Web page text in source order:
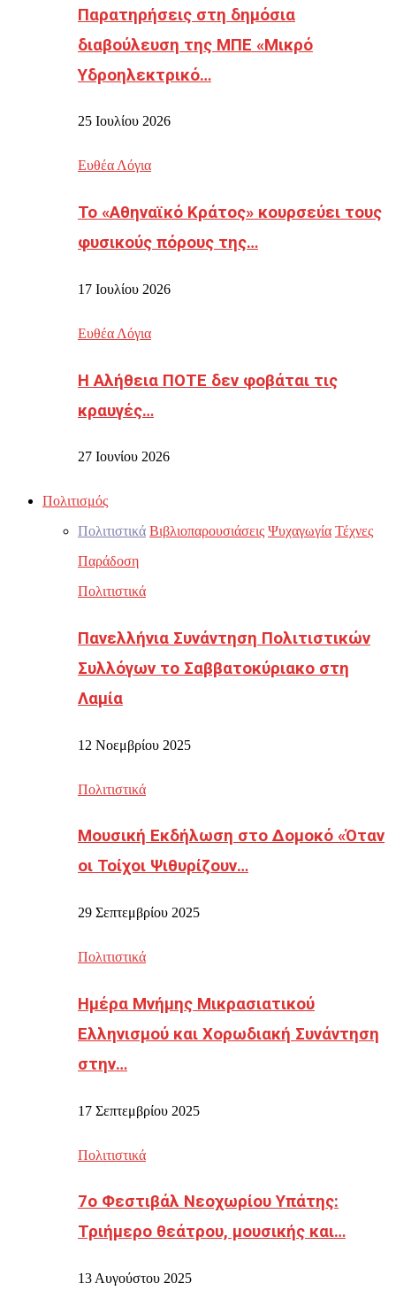
Παρατηρήσεις στη δημόσια
διαβούλευση της ΜΠΕ «Μικρό
Υδροηλεκτρικό…
25 Ιουλίου 2026
Ευθέα Λόγια
Το «Αθηναϊκό Κράτος» κουρσεύει τους
φυσικούς πόρους της…
17 Ιουλίου 2026
Ευθέα Λόγια
Η Αλήθεια ΠΟΤΕ δεν φοβάται τις
κραυγές…
27 Ιουνίου 2026
Πολιτισμός
Πολιτιστικά Βιβλιοπαρουσιάσεις Ψυχαγωγία Τέχνες
Παράδοση
Πολιτιστικά
Πανελλήνια Συνάντηση Πολιτιστικών
Συλλόγων το Σαββατοκύριακο στη
Λαμία
12 Νοεμβρίου 2025
Πολιτιστικά
Μουσική Εκδήλωση στο Δομοκό «Όταν
οι Τοίχοι Ψιθυρίζουν…
29 Σεπτεμβρίου 2025
Πολιτιστικά
Ημέρα Μνήμης Μικρασιατικού
Ελληνισμού και Χορωδιακή Συνάντηση
στην…
17 Σεπτεμβρίου 2025
Πολιτιστικά
7ο Φεστιβάλ Νεοχωρίου Υπάτης:
Τριήμερο θεάτρου, μουσικής και…
13 Αυγούστου 2025